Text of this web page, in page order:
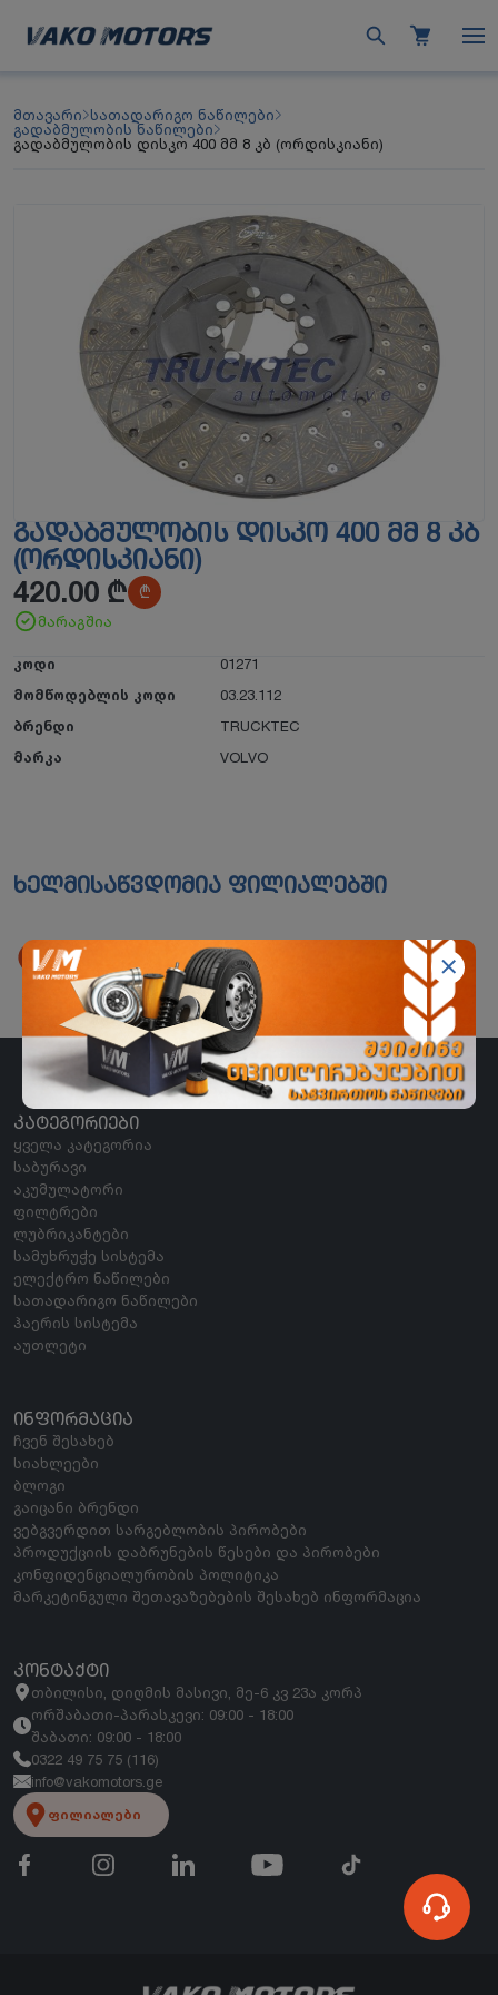
მთავარი სათადარიგო ნაწილები
გადაბმულობის ნაწილები
გადაბმულობის დისკო 400 მმ 8 კბ (ორდისკიანი)
ᲒᲐᲓᲐᲑᲛᲣᲚᲝᲑᲘᲡ ᲓᲘᲡᲙᲝ 400 ᲛᲛ 8 ᲙᲑ
(ᲝᲠᲓᲘᲡᲙᲘᲐᲜᲘ)
420.00 ₾
₾
მარაგშია
კოდი
01271
მომწოდებლის კოდი
03.23.112
ბრენდი
TRUCKTEC
მარკა
VOLVO
ხელმისაწვდომია ფილიალებში
წიწამურის ფილიალი
მცხეთის რაიონი, სოფ. წიწამური
ᲙᲐᲢᲔᲒᲝᲠᲘᲔᲑᲘ
ყველა კატეგორია
საბურავი
აკუმულატორი
ფილტრები
ლუბრიკანტები
სამუხრუჭე სისტემა
ელექტრო ნაწილები
სათადარიგო ნაწილები
ჰაერის სისტემა
აუთლეტი
ᲘᲜᲤᲝᲠᲛᲐᲪᲘᲐ
ჩვენ შესახებ
სიახლეები
ბლოგი
გაიცანი ბრენდი
ვებგვერდით სარგებლობის პირობები
პროდუქციის დაბრუნების წესები და პირობები
კონფიდენციალურობის პოლიტიკა
მარკეტინგული შეთავაზებების შესახებ ინფორმაცია
ᲙᲝᲜᲢᲐᲥᲢᲘ
თბილისი, დიღმის მასივი, მე-6 კვ 23ა კორპ
ორშაბათი-პარასკევი: 09:00 - 18:00
შაბათი: 09:00 - 18:00
0322 49 75 75 (116)
info@vakomotors.ge
ფილიალები